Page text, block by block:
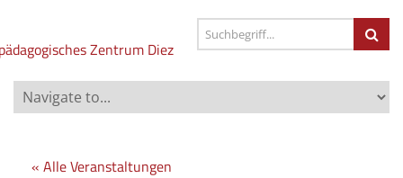
« Alle Veranstaltungen